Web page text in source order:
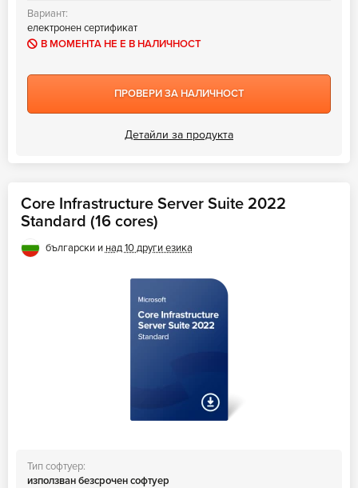
Вариант:
електронен сертификат
В МОМЕНТА НЕ Е В НАЛИЧНОСТ
ПРОВЕРИ ЗА НАЛИЧНОСТ
Детайли за продукта
Core Infrastructure Server Suite 2022
Standard (16 cores)
български инад 10 други езика
Тип софтуер:
използван безсрочен софтуер